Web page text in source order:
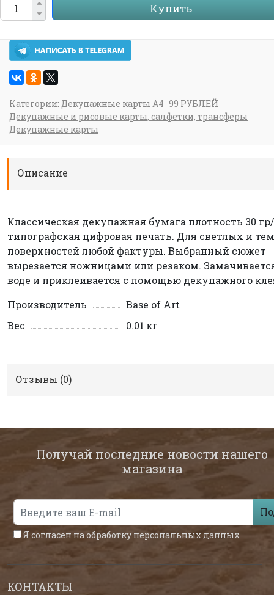
Купить
Категории: Декупажные карты А4 99 РУБЛЕЙ
Декупажные и рисовые карты, салфетки, трансферы
Декупажные карты
Описание
Классическая декупажная бумага плотность 30
типографская цифровая печать. Для светлых и
поверхностей любой фактуры. Выбранный сюжет
вырезается ножницами или резаком.
воде и приклеивается с помощью декупажного
Производитель
Base of Art
Вес
0.01 кг
Отзывы (0)
Получай последние новости нашего
магазина
Я согласен на обработку персональных данных
КОНТАКТЫ